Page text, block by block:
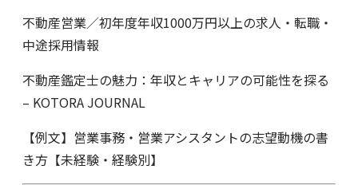
不動産営業／初年度年収1000万円以上の求人・転職・
中途採用情報
不動産鑑定士の魅力：年収とキャリアの可能性を探る
– KOTORA JOURNAL
【例文】営業事務・営業アシスタントの志望動機の書
き方【未経験・経験別】